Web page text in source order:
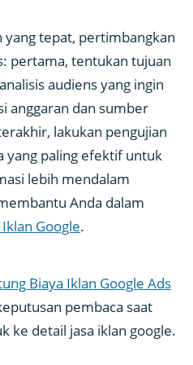
tepat, pertimbangkan
pertama, tentukan tujuan
audiens yang ingin
anggaran dan sumber
lakukan pengujian
yang paling efektif untuk
lebih mendalam
Anda dalam
Iklan Google.
Biaya Iklan Google Ads
pembaca saat
ke detail jasa iklan google.